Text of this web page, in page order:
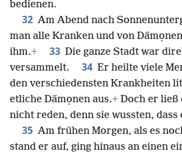
bedienen.
32 Am Abend nach
man alle Kranken und von
ihm.+ 33 Die ganze Stadt war
versammelt.
34 Er heilte viele
den verschiedensten Krankheiten
etliche Dämọnen aus.+ Doch er ließ
nicht reden, denn sie wussten,
35 Am frühen Morgen, als es
stand er auf, ging hinaus an einen